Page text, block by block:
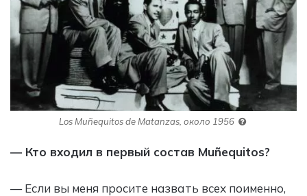
Los Muñequitos de Matanzas, около 1956
— Кто входил в первый состав Muñequitos?
— Если вы меня просите назвать всех поименно,